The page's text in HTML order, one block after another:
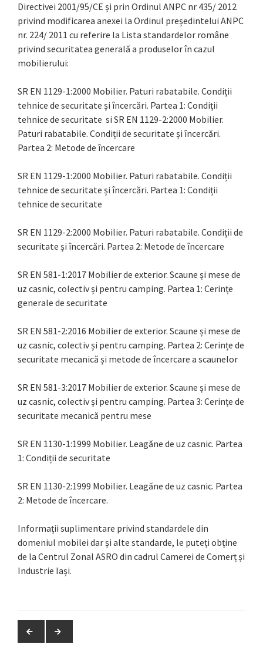
Directivei 2001/95/CE și prin Ordinul ANPC nr 435/ 2012
privind modificarea anexei la Ordinul președintelui ANPC
nr. 224/ 2011 cu referire la Lista standardelor române
privind securitatea generală a produselor în cazul
mobilierului:
SR EN 1129-1:2000 Mobilier. Paturi rabatabile. Condiții
tehnice de securitate și încercări. Partea 1: Condiții
tehnice de securitate si SR EN 1129-2:2000 Mobilier.
Paturi rabatabile. Condiții de securitate și încercări.
Partea 2: Metode de încercare
SR EN 1129-1:2000 Mobilier. Paturi rabatabile. Condiții
tehnice de securitate și încercări. Partea 1: Condiții
tehnice de securitate
SR EN 1129-2:2000 Mobilier. Paturi rabatabile. Condiții de
securitate și încercări. Partea 2: Metode de încercare
SR EN 581-1:2017 Mobilier de exterior. Scaune și mese de
uz casnic, colectiv și pentru camping. Partea 1: Cerințe
generale de securitate
SR EN 581-2:2016 Mobilier de exterior. Scaune și mese de
uz casnic, colectiv și pentru camping. Partea 2: Cerințe de
securitate mecanică și metode de încercare a scaunelor
SR EN 581-3:2017 Mobilier de exterior. Scaune și mese de
uz casnic, colectiv și pentru camping. Partea 3: Cerințe de
securitate mecanică pentru mese
SR EN 1130-1:1999 Mobilier. Leagăne de uz casnic. Partea
1: Condiții de securitate
SR EN 1130-2:1999 Mobilier. Leagăne de uz casnic. Partea
2: Metode de încercare.
Informații suplimentare privind standardele din
domeniul mobilei dar și alte standarde, le puteți obține
de la Centrul Zonal ASRO din cadrul Camerei de Comerț și
Industrie Iași.